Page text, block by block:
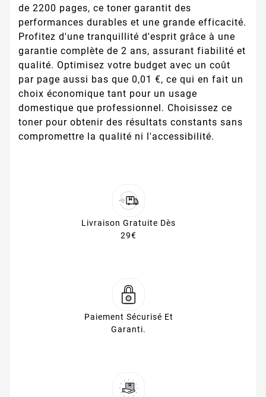
de 2200 pages, ce toner garantit des
performances durables et une grande efficacité.
Profitez d'une tranquillité d'esprit grâce à une
garantie complète de 2 ans, assurant fiabilité et
qualité. Optimisez votre budget avec un coût
par page aussi bas que 0,01 €, ce qui en fait un
choix économique tant pour un usage
domestique que professionnel. Choisissez ce
toner pour obtenir des résultats constants sans
compromettre la qualité ni l'accessibilité.
Livraison Gratuite Dès
29€
Paiement Sécurisé Et
Garanti.